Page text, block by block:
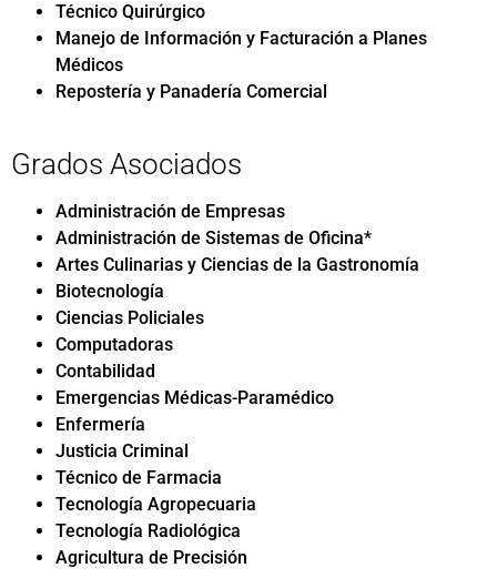
Técnico Quirúrgico
Manejo de Información y Facturación a Planes
Médicos
Repostería y Panadería Comercial
Grados Asociados
Administración de Empresas
Administración de Sistemas de Oficina*
Artes Culinarias y Ciencias de la Gastronomía
Biotecnología
Ciencias Policiales
Computadoras
Contabilidad
Emergencias Médicas-Paramédico
Enfermería
Justicia Criminal
Técnico de Farmacia
Tecnología Agropecuaria
Tecnología Radiológica
Agricultura de Precisión